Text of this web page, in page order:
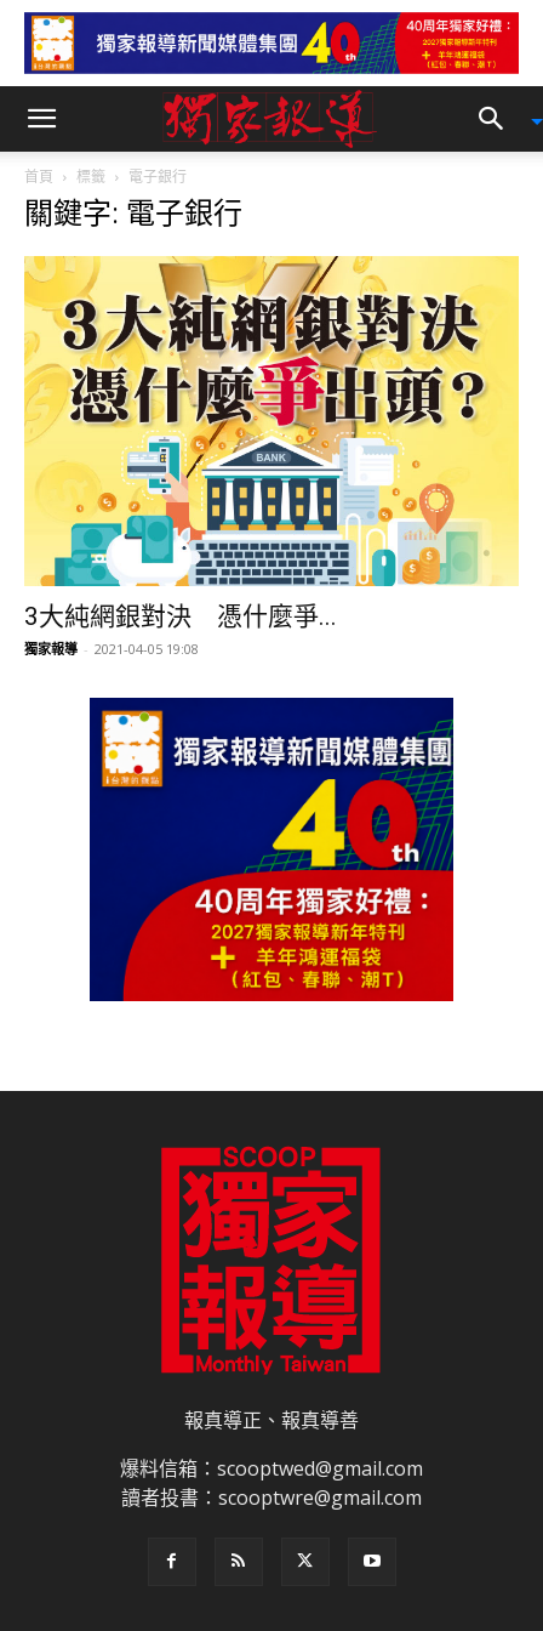
首頁 標籤 電子銀行
關鍵字: 電子銀行
3大純網銀對決 憑什麼爭...
獨家報導 - 2021-04-05 19:08
報真導正、報真導善
爆料信箱：scooptwed@gmail.com
讀者投書：scooptwre@gmail.com